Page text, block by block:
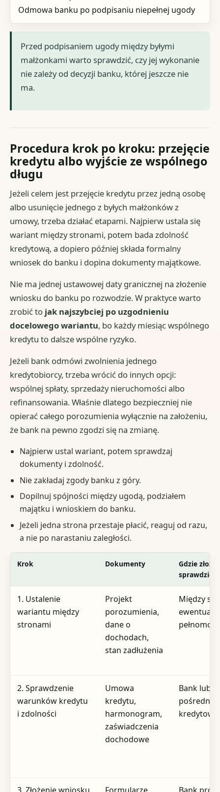
Odmowa banku po podpisaniu niepełnej ugody
Przed podpisaniem ugody między byłymi
małżonkami warto sprawdzić, czy jej wykonanie
nie zależy od decyzji banku, której jeszcze nie
ma.
Procedura krok po kroku: przejęcie
kredytu albo wyjście ze wspólnego
długu
Jeżeli celem jest przejęcie kredytu przez jedną osobę
albo usunięcie jednego z byłych małżonków z
umowy, trzeba działać etapami. Najpierw ustala się
wariant między stronami, potem bada zdolność
kredytową, a dopiero później składa formalny
wniosek do banku i dopina dokumenty majątkowe.
Nie ma jednej ustawowej daty granicznej na złożenie
wniosku do banku po rozwodzie. W praktyce warto
zrobić to jak najszybciej po uzgodnieniu
docelowego wariantu, bo każdy miesiąc wspólnego
kredytu to dalsze wspólne ryzyko.
Jeżeli bank odmówi zwolnienia jednego
kredytobiorcy, trzeba wrócić do innych opcji:
wspólnej spłaty, sprzedaży nieruchomości albo
refinansowania. Właśnie dlatego bezpieczniej nie
opierać całego porozumienia wyłącznie na założeniu,
że bank na pewno zgodzi się na zmianę.
Najpierw ustal wariant, potem sprawdzaj
dokumenty i zdolność.
Nie zakładaj zgody banku z góry.
Dopilnuj spójności między ugodą, podziałem
majątku i wnioskiem do banku.
Jeżeli jedna strona przestaje płacić, reaguj od razu,
a nie po narastaniu zaległości.
Krok Dokumenty
Gdzie
sprawdzić
1. Ustalenie
wariantu między
stronami
Projekt
porozumienia,
dane o
dochodach,
stan zadłużenia
Między
2. Sprawdzenie
warunków kredytu
i zdolności
Umowa
kredytu,
harmonogram,
zaświadczenia
dochodowe
Bank lub
pośrednik
kredytowy